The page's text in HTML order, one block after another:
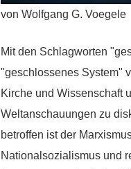
von Wolfgang G. Voegele
Mit den Schlagworten
"geschlossenes System"
Kirche und Wissenschaft
Weltanschauungen zu
betroffen ist der
Nationalsozialismus und